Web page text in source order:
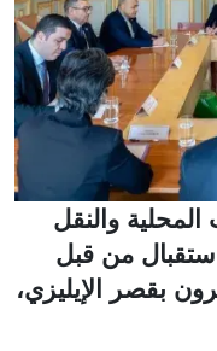
والنقل
من قبل
بقصر الإيليزي،